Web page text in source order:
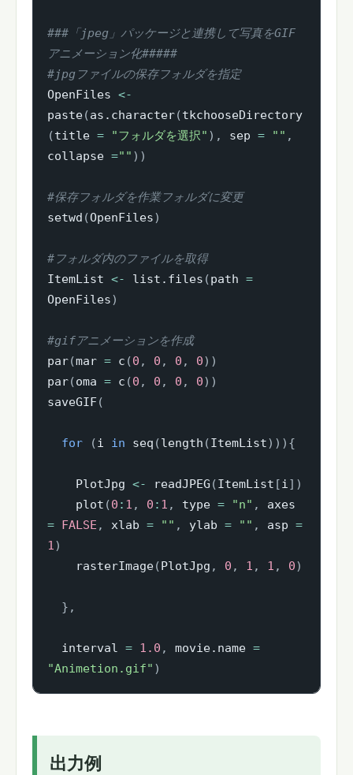
###「jpeg」パッケージと連携して写真をGIF
アニメーション化#####
#jpgファイルの保存フォルダを指定
OpenFiles <-
paste(as.character(tkchooseDirectory
(title = "フォルダを選択" ) , sep = "" ,
collapse ="" ) )
#保存フォルダを作業フォルダに変更
setwd (OpenFiles)
#フォルダ内のファイルを取得
ItemList <- list.files (path =
OpenFiles)
#gifアニメーションを作成
par(mar = c (0 , 0 , 0 , 0) )
par(oma = c (0 , 0 , 0 , 0) )
saveGIF(
for (i in seq (length (ItemList) ) ) {
    PlotJpg
<- readJPEG (ItemList [i] )
    plot
(0 : 1 , 0 : 1 , type = "n" ,
= FALSE , xlab = "" , ylab = "" , asp =
1)
    rasterImage
(PlotJpg , 0 , 1 , 1 , 0)
} ,
  interval
= 1.0 , movie.name =
"Animetion.gif" )
出力例